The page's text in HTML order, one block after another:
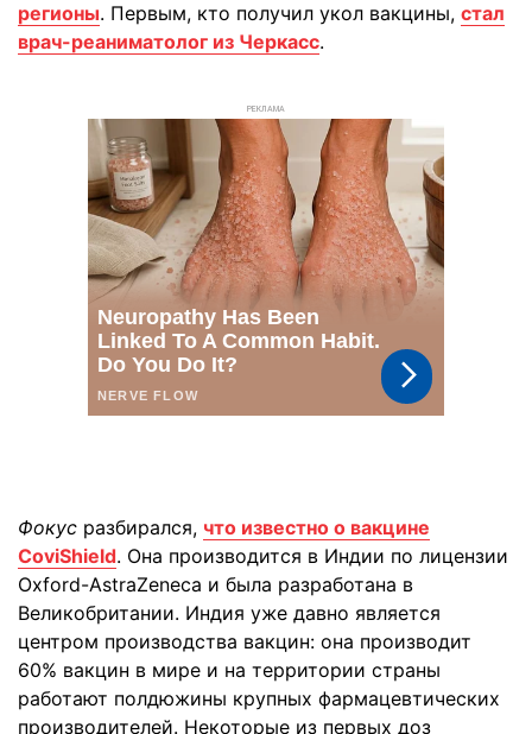
регионы. Первым, кто получил укол вакцины, стал
врач-реаниматолог из Черкасс.
РЕКЛАМА
Фокус разбирался, что известно о вакцине
CoviShield. Она производится в Индии по лицензии
Oxford-AstraZeneca и была разработана в
Великобритании. Индия уже давно является
центром производства вакцин: она производит
60% вакцин в мире и на территории страны
работают полдюжины крупных фармацевтических
производителей. Некоторые из первых доз